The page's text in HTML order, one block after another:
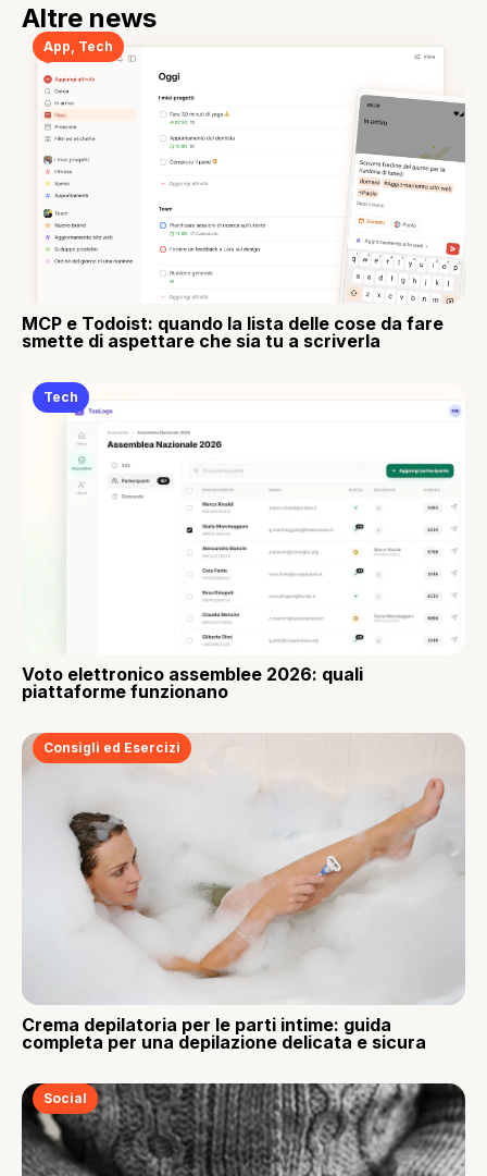
Altre news
App, Tech
MCP e Todoist: quando la lista delle cose da fare
smette di aspettare che sia tu a scriverla
Tech
Voto elettronico assemblee 2026: quali
piattaforme funzionano
Consigli ed Esercizi
Crema depilatoria per le parti intime: guida
completa per una depilazione delicata e sicura
Social